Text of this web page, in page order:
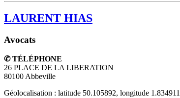
LAURENT HIAS
Avocats
✆ TÉLÉPHONE
26 PLACE DE LA LIBERATION
80100Abbeville
Géolocalisation : latitude 50.105892, longitude 1.834911